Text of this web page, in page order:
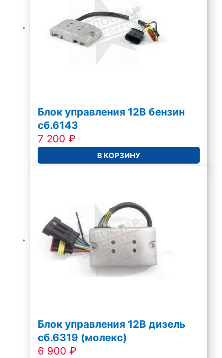
Блок управления 12В бензин
сб.6143
7 200₽
В КОРЗИНУ
Блок управления 12В дизель
сб.6319 (молекс)
6 900₽